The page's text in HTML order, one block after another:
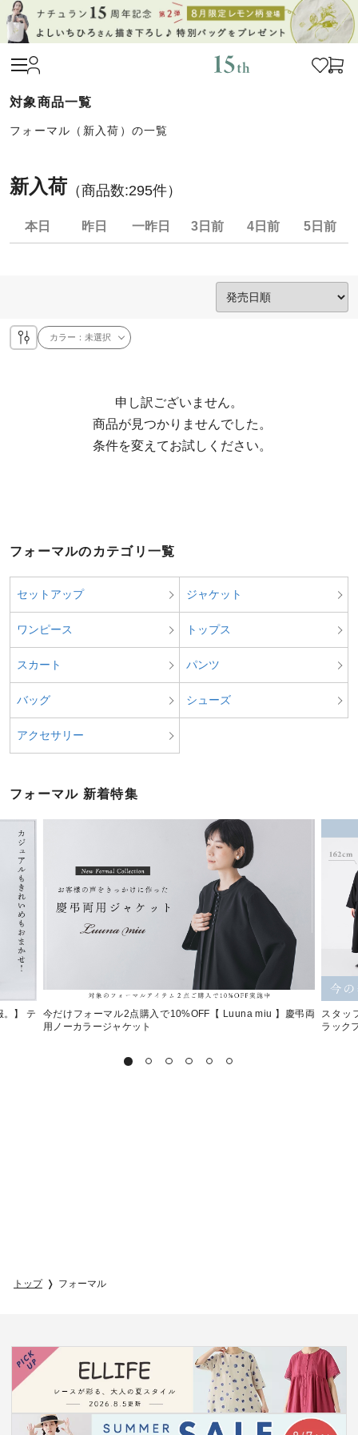
フォーマル（新入荷）の一覧
フォーマル 新着特集
。】 テ
今だけフォーマル2点購入で10%OFF【 Luuna miu 】慶弔両
用ノーカラージャケット
スタッ
ラック
新入荷 （商品数:295件）
本日 昨日 一昨日 3日前 4日前 5日前
カラー：未選択
申し訳ございません。
  条件を変えてお試しください。
フォーマルのカテゴリ一覧
セットアップ ジャケット
ワンピース トップス
スカート パンツ
バッグ シューズ
アクセサリー
トップ フォーマル